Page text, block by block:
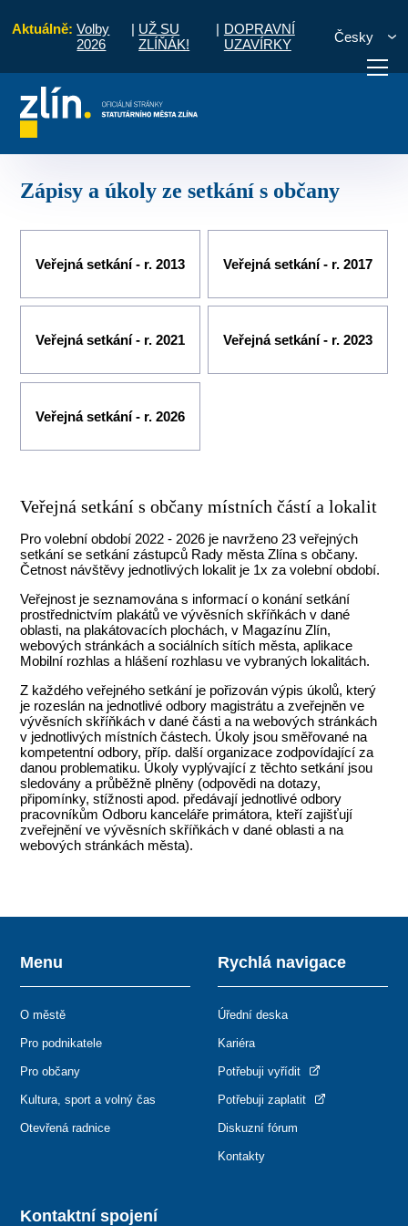
Aktuálně: Volby
2026
| UŽ SU
ZLÍŇÁK!
| DOPRAVNÍ
UZAVÍRKY
Česky
vyřídit Potřebuji zaplatit
Zápisy a úkoly ze setkání s občany
Veřejná setkání - r. 2013 Veřejná setkání - r. 2017
Veřejná setkání - r. 2021 Veřejná setkání - r. 2023
Veřejná setkání - r. 2026
Veřejná setkání s občany místních částí a lokalit
Pro volební období 2022 - 2026 je navrženo 23 veřejných
setkání se setkání zástupců Rady města Zlína s občany.
Četnost návštěvy jednotlivých lokalit je 1x za volební období.
Veřejnost je seznamována s informací o konání setkání
prostřednictvím plakátů ve vývěsních skříňkách v dané
oblasti, na plakátovacích plochách, v Magazínu Zlín,
webových stránkách a sociálních sítích města, aplikace
Mobilní rozhlas a hlášení rozhlasu ve vybraných lokalitách.
Z každého veřejného setkání je pořizován výpis úkolů, který
je rozeslán na jednotlivé odbory magistrátu a zveřejněn ve
vývěsních skříňkách v dané části a na webových stránkách
v jednotlivých místních částech. Úkoly jsou směřované na
kompetentní odbory, příp. další organizace zodpovídající za
danou problematiku. Úkoly vyplývající z těchto setkání jsou
sledovány a průběžně plněny (odpovědi na dotazy,
připomínky, stížnosti apod. předávají jednotlivé odbory
pracovníkům Odboru kanceláře primátora, kteří zajišťují
zveřejnění ve vývěsních skříňkách v dané oblasti a na
webových stránkách města).
Kontaktní spojení
Menu
O městě
Pro podnikatele
Pro občany
Kultura, sport a volný čas
Otevřená radnice
Rychlá navigace
Úřední deska
Kariéra
Potřebuji vyřídit
Potřebuji zaplatit
Diskuzní fórum
Kontakty